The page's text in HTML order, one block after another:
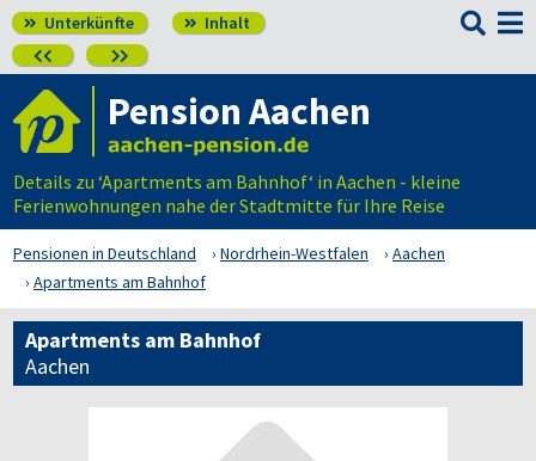
 Unterkünfte  Inhalt
 

Pension Aachen
Details zu ‘Apartments am Bahnhof‘ in Aachen - kleine
Ferienwohnungen nahe der Stadtmitte für Ihre Reise
Pensionen in Deutschland Nordrhein-Westfalen
Aachen
Apartments am Bahnhof
Apartments am Bahnhof
Aachen